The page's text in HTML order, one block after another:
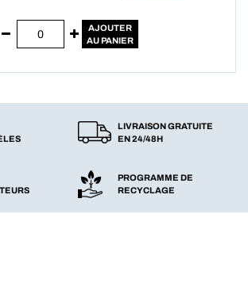
AJOUTER
AU PANIER
LIVRAISON GRATUITE
EN 24/48H
PROGRAMME DE
RECYCLAGE